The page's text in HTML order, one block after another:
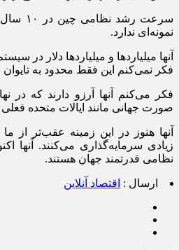
سرعت
نمونه‌ای ندارد.
آنها میلیارد‌ها و میلیارد‌ها دلار در
فکر نمی‌کنم این فقط محدود به تایوان
فکر می‌کنم آنها آرزو دارند که در
صورت جهانی مانند ایالات متحده فعلی
آنها هنوز در این زمینه عقب‌تر از
زیادی سرمایه‌گذاری می‌کنند. آنها
نظامی قدرتمند جهان هستند.
ارسال : اقتصاد آنلاین